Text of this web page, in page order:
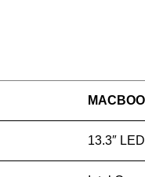
13.3″